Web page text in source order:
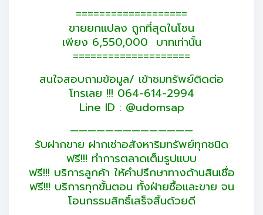
===================
ขายยกแปลง ถูกที่สุดในโซน
เพียง 6,550,000 บาทเท่านั้น
====================
สนใจสอบถามข้อมูล/ เข้าชมทรัพย์ติดต่อ
โทรเลย !!! 064-614-2994
Line ID : @udomsap
——————————————
รับฝากขาย ฝากเช่าอสังหาริมทรัพย์ทุกชนิด
ฟรี!!! ทำการตลาดเต็มรูปแบบ
ฟรี!!! บริการลูกค้า ให้คำปรึกษาทางด้านสินเชื่อ
ฟรี!!! บริการทุกขั้นตอน ทั้งฝ่ายซื้อและขาย จน
โอนกรรมสิทธิ์เสร็จสิ้นด้วยดี